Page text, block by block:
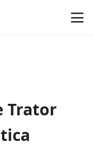
Trator